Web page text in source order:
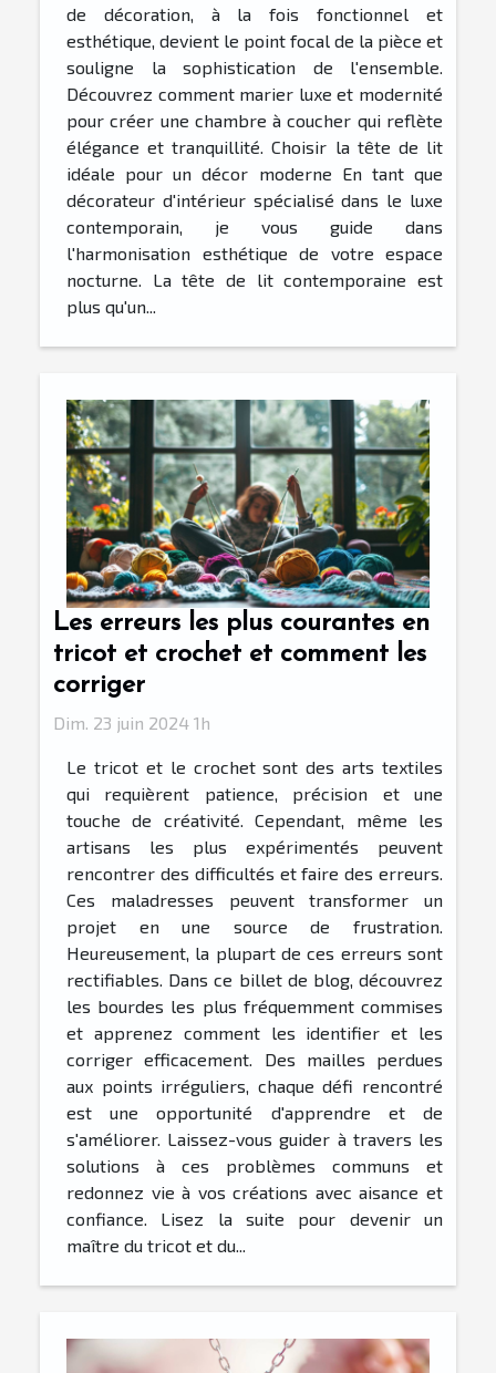
de décoration, à la fois fonctionnel et
esthétique, devient le point focal de la pièce et
souligne la sophistication de l'ensemble.
Découvrez comment marier luxe et modernité
pour créer une chambre à coucher qui reflète
élégance et tranquillité. Choisir la tête de lit
idéale pour un décor moderne En tant que
décorateur d'intérieur spécialisé dans le luxe
contemporain, je vous guide dans
l'harmonisation esthétique de votre espace
nocturne. La tête de lit contemporaine est
plus qu'un...
Les erreurs les plus courantes en
tricot et crochet et comment les
corriger
Dim. 23 juin 2024 1h
Le tricot et le crochet sont des arts textiles
qui requièrent patience, précision et une
touche de créativité. Cependant, même les
artisans les plus expérimentés peuvent
rencontrer des difficultés et faire des erreurs.
Ces maladresses peuvent transformer un
projet en une source de frustration.
Heureusement, la plupart de ces erreurs sont
rectifiables. Dans ce billet de blog, découvrez
les bourdes les plus fréquemment commises
et apprenez comment les identifier et les
corriger efficacement. Des mailles perdues
aux points irréguliers, chaque défi rencontré
est une opportunité d'apprendre et de
s'améliorer. Laissez-vous guider à travers les
solutions à ces problèmes communs et
redonnez vie à vos créations avec aisance et
confiance. Lisez la suite pour devenir un
maître du tricot et du...